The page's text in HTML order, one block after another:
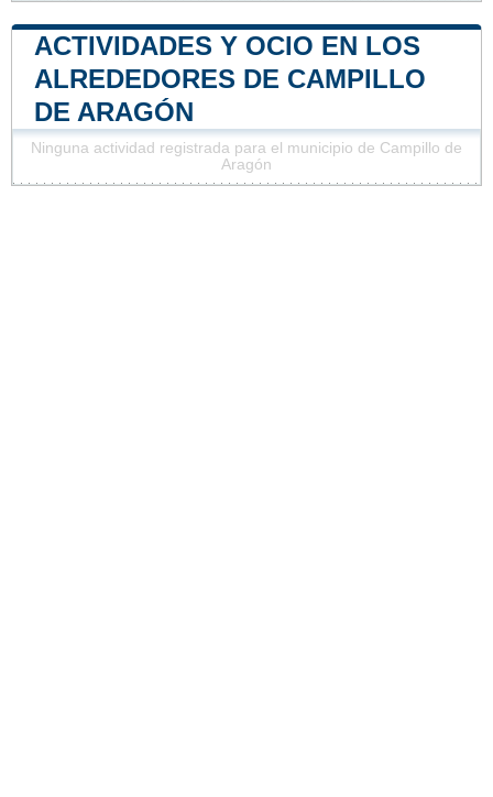
ACTIVIDADES Y OCIO EN LOS
ALREDEDORES DE CAMPILLO
DE ARAGÓN
Ninguna actividad registrada para el municipio de Campillo de
Aragón